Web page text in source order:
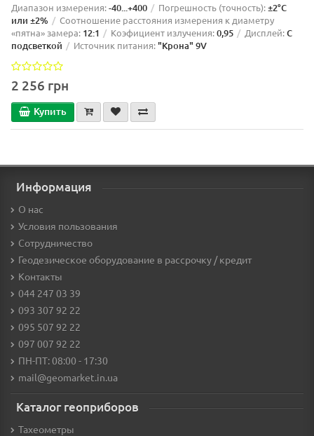
Диапазон измерения:-40...+400 Погрешность (точность):±2°C
или ±2%
Соотношение расстояния измерения к диаметру
«пятна» замера: 12:1 Коэфициент излучения:0,95 Дисплей:С
подсветкой
Источник питания: "Крона" 9V
2 256 грн
Купить
Информация
О нас
Условия пользования
Сотрудничество
Геодезическое оборудование в рассрочку / кредит
Контакты
044 247 03 39
093 307 92 22
095 507 92 22
097 007 92 22
ПН-ПТ: 08:00 - 17:30
mail@geomarket.in.ua
Каталог геоприборов
Тахеометры